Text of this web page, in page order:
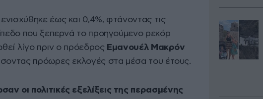
ενισχύθηκε έως και 0,4%, φτάνοντας τις
που ξεπερνά το προηγούμενο ρεκόρ
λίγο πριν ο πρόεδρος Εμανουέλ Μακρόν
πρόωρες εκλογές στα μέσα του έτους.
οι πολιτικές εξελίξεις της περασμένης